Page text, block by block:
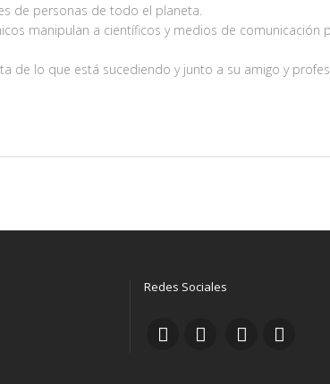
de personas de todo el planeta.
manipulan a científicos y medios de comunicación
de lo que está sucediendo y junto a su amigo y
Redes Sociales